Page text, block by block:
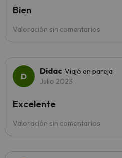
Valoración sin comentarios
Bien
Didac Viajó en pareja
Julio 2023
Valoración sin comentarios
Excelente